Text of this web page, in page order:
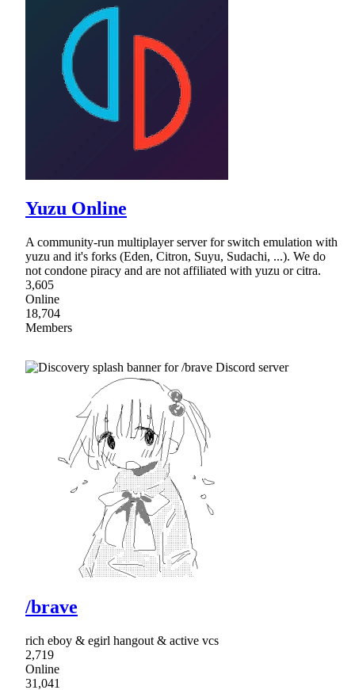
Yuzu Online
A community-run multiplayer server for switch emulation with
yuzu and it's forks (Eden, Citron, Suyu, Sudachi, ...). We do
not condone piracy and are not affiliated with yuzu or citra.
3,605
Online
18,704
Members
/brave
rich eboy & egirl hangout & active vcs
2,719
Online
31,041